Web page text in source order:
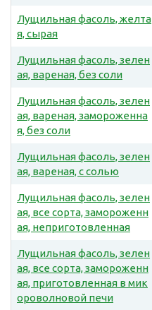
Лущильная фасоль, желта
я, сырая
Лущильная фасоль, зелен
ая, вареная, без соли
Лущильная фасоль, зелен
ая, вареная, замороженна
я, без соли
Лущильная фасоль, зелен
ая, вареная, с солью
Лущильная фасоль, зелен
ая, все сорта, замороженн
ая, неприготовленная
Лущильная фасоль, зелен
ая, все сорта, замороженн
ая, приготовленная в мик
ороволновой печи